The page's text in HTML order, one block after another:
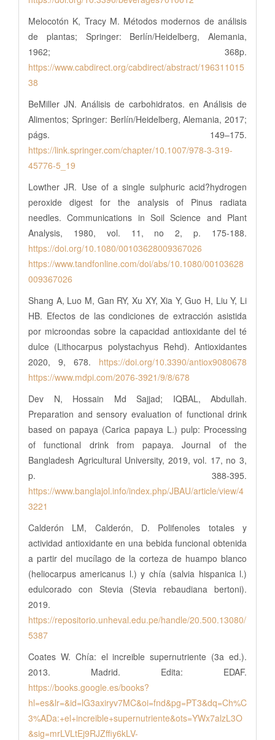
Melocotón K, Tracy M. Métodos modernos de análisis
de plantas; Springer: Berlín/Heidelberg, Alemania,
1962; 368p.
https://www.cabdirect.org/cabdirect/abstract/196311015
38
BeMiller JN. Análisis de carbohidratos. en Análisis de
Alimentos; Springer: Berlín/Heidelberg, Alemania, 2017;
págs. 149–175.
https://link.springer.com/chapter/10.1007/978-3-319-
45776-5_19
Lowther JR. Use of a single sulphuric acid?hydrogen
peroxide digest for the analysis of Pinus radiata
needles. Communications in Soil Science and Plant
Analysis, 1980, vol. 11, no 2, p. 175-188.
https://doi.org/10.1080/00103628009367026
https://www.tandfonline.com/doi/abs/10.1080/00103628
009367026
Shang A, Luo M, Gan RY, Xu XY, Xia Y, Guo H, Liu Y, Li
HB. Efectos de las condiciones de extracción asistida
por microondas sobre la capacidad antioxidante del té
dulce (Lithocarpus polystachyus Rehd). Antioxidantes
2020, 9, 678. https://doi.org/10.3390/antiox9080678
https://www.mdpi.com/2076-3921/9/8/678
Dev N, Hossain Md Sajjad; IQBAL, Abdullah.
Preparation and sensory evaluation of functional drink
based on papaya (Carica papaya L.) pulp: Processing
of functional drink from papaya. Journal of the
Bangladesh Agricultural University, 2019, vol. 17, no 3,
p. 388-395.
https://www.banglajol.info/index.php/JBAU/article/view/4
3221
Calderón LM, Calderón, D. Polifenoles totales y
actividad antioxidante en una bebida funcional obtenida
a partir del mucílago de la corteza de huampo blanco
(heliocarpus americanus l.) y chía (salvia hispanica l.)
edulcorado con Stevia (Stevia rebaudiana bertoni).
2019.
https://repositorio.unheval.edu.pe/handle/20.500.13080/
5387
Coates W. Chía: el increible supernutriente (3a ed.).
2013. Madrid. Edita: EDAF.
https://books.google.es/books?
hl=es&lr=&id=lG3axiryv7MC&oi=fnd&pg=PT3&dq=Ch%C
3%ADa:+el+increible+supernutriente&ots=YWx7alzL3O
&sig=mrLVLtEj9RJZffiy6kLV-